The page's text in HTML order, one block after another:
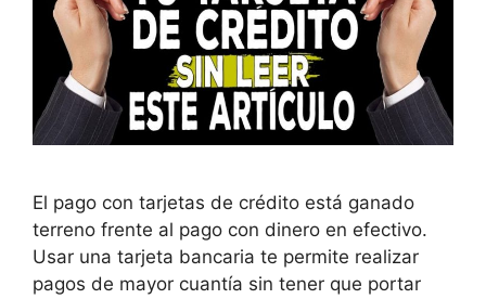
El pago con tarjetas de crédito está ganado
terreno frente al pago con dinero en efectivo.
Usar una tarjeta bancaria te permite realizar
pagos de mayor cuantía sin tener que portar